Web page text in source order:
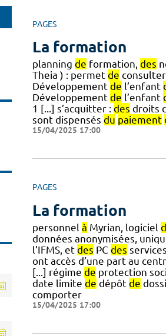
PAGES
La formation
planning de formation, des
Theia ) : permet de consulter
Développement de l’enfant
Développement de l’enfant
1 [...] s’acquitter : des droits
sont dispensés du paiement
15/04/2025 17:00
PAGES
La formation
personnel à Myrian, logiciel
données anonymisées,
l’IFMS, et des PC des
ont accès d’une part au
[...] régime de protection
date limite de dépôt de
comporter
15/04/2025 17:00